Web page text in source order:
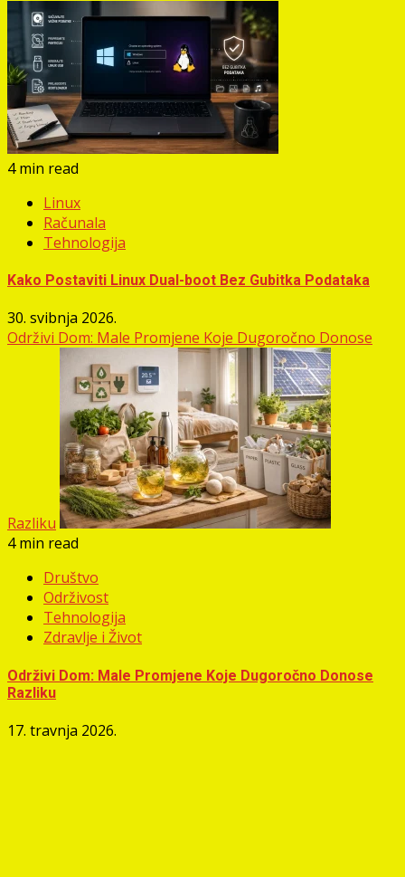
4 min read
Linux
Računala
Tehnologija
Kako Postaviti Linux Dual-boot Bez Gubitka Podataka
30. svibnja 2026.
Održivi Dom: Male Promjene Koje Dugoročno Donose
Razliku
4 min read
Društvo
Održivost
Tehnologija
Zdravlje i Život
Održivi Dom: Male Promjene Koje Dugoročno Donose
Razliku
17. travnja 2026.